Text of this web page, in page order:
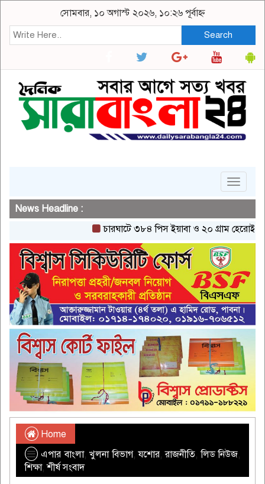
সোমবার, ১০ অগাস্ট ২০২৬, ১০:২৬ পূর্বাহ্ন
Search
Toggle
News Headline :
চারঘাটে ৩৮৪ পিস ইয়াবা ও ২০ গ্রাম হেরোইনসহ
Home
এপার বাংলা,খুলনা বিভাগ,যশোর,রাজনীতি,লিড নিউজ,
শিক্ষা,শীর্ষ সংবাদ